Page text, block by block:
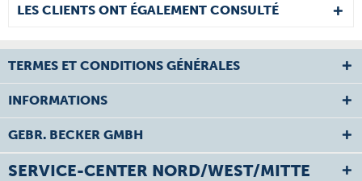
LES CLIENTS ONT ÉGALEMENT CONSULTÉ
TERMES ET CONDITIONS GÉNÉRALES
INFORMATIONS
GEBR. BECKER GMBH
SERVICE-CENTER NORD/WEST/MITTE